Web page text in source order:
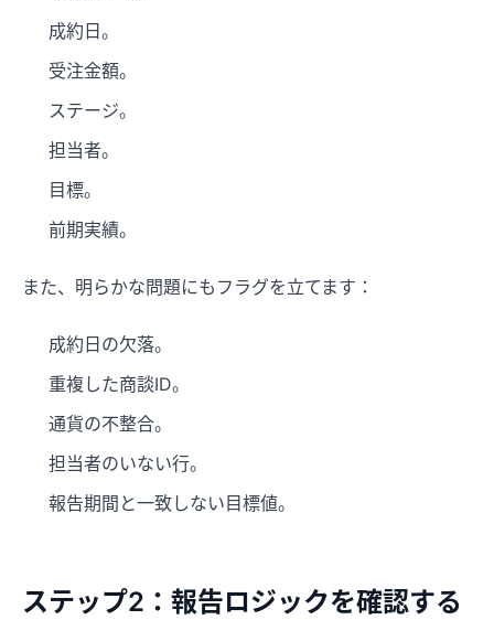
成約日。
受注金額。
ステージ。
担当者。
目標。
前期実績。
また、明らかな問題にもフラグを立てます：
成約日の欠落。
重複した商談ID。
通貨の不整合。
担当者のいない行。
報告期間と一致しない目標値。
ステップ2：報告ロジックを確認する